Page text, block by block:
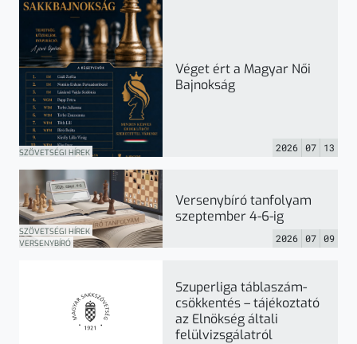
Véget ért a Magyar Női
Bajnokság
SZÖVETSÉGI HÍREK 2026 07 13
Versenybíró tanfolyam
szeptember 4-6-ig
SZÖVETSÉGI HÍREK
VERSENYBÍRÓ
2026 07 09
Szuperliga táblaszám-
csökkentés – tájékoztató
az Elnökség általi
felülvizsgálatról